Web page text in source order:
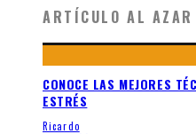
ARTÍCULO AL AZAR
CONOCE LAS MEJORES
ESTRÉS
Ricardo